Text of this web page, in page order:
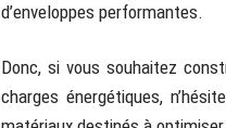
d’enveloppes performantes.
Donc, si vous souhaitez
charges énergétiques,